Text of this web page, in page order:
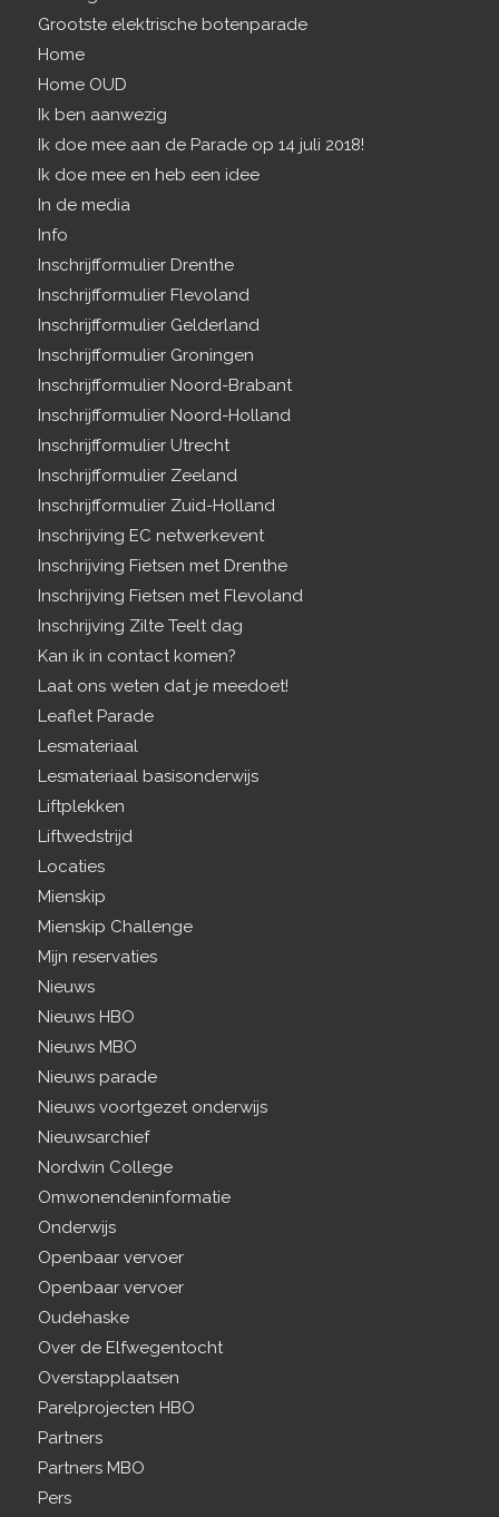
Grootste elektrische botenparade
Home
Home OUD
Ik ben aanwezig
Ik doe mee aan de Parade op 14 juli 2018!
Ik doe mee en heb een idee
In de media
Info
Inschrijfformulier Drenthe
Inschrijfformulier Flevoland
Inschrijfformulier Gelderland
Inschrijfformulier Groningen
Inschrijfformulier Noord-Brabant
Inschrijfformulier Noord-Holland
Inschrijfformulier Utrecht
Inschrijfformulier Zeeland
Inschrijfformulier Zuid-Holland
Inschrijving EC netwerkevent
Inschrijving Fietsen met Drenthe
Inschrijving Fietsen met Flevoland
Inschrijving Zilte Teelt dag
Kan ik in contact komen?
Laat ons weten dat je meedoet!
Leaflet Parade
Lesmateriaal
Lesmateriaal basisonderwijs
Liftplekken
Liftwedstrijd
Locaties
Mienskip
Mienskip Challenge
Mijn reservaties
Nieuws
Nieuws HBO
Nieuws MBO
Nieuws parade
Nieuws voortgezet onderwijs
Nieuwsarchief
Nordwin College
Omwonendeninformatie
Onderwijs
Openbaar vervoer
Openbaar vervoer
Oudehaske
Over de Elfwegentocht
Overstapplaatsen
Parelprojecten HBO
Partners
Partners MBO
Pers